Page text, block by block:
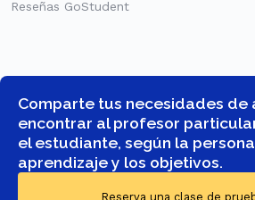
Comparte tus necesidades de
encontrar al profesor
el estudiante, según la
aprendizaje y los objetivos.
Reserva una clase de
Reseñas GoStudent
TODOS LOS DERECHOS